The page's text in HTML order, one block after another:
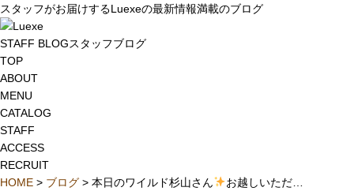
スタッフがお届けするLuexeの最新情報満載のブログ
STAFF BLOGスタッフブログ
TOP
ABOUT
MENU
CATALOG
STAFF
ACCESS
RECRUIT
HOME > ブログ > 本日のワイルド杉山さん お越しいただ…